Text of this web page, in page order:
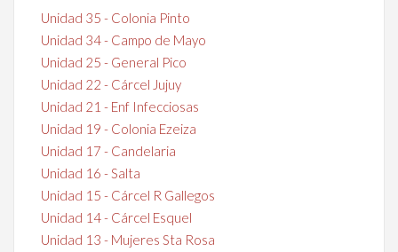
Unidad 35 - Colonia Pinto
Unidad 34 - Campo de Mayo
Unidad 25 - General Pico
Unidad 22 - Cárcel Jujuy
Unidad 21 - Enf Infecciosas
Unidad 19 - Colonia Ezeiza
Unidad 17 - Candelaria
Unidad 16 - Salta
Unidad 15 - Cárcel R Gallegos
Unidad 14 - Cárcel Esquel
Unidad 13 - Mujeres Sta Rosa